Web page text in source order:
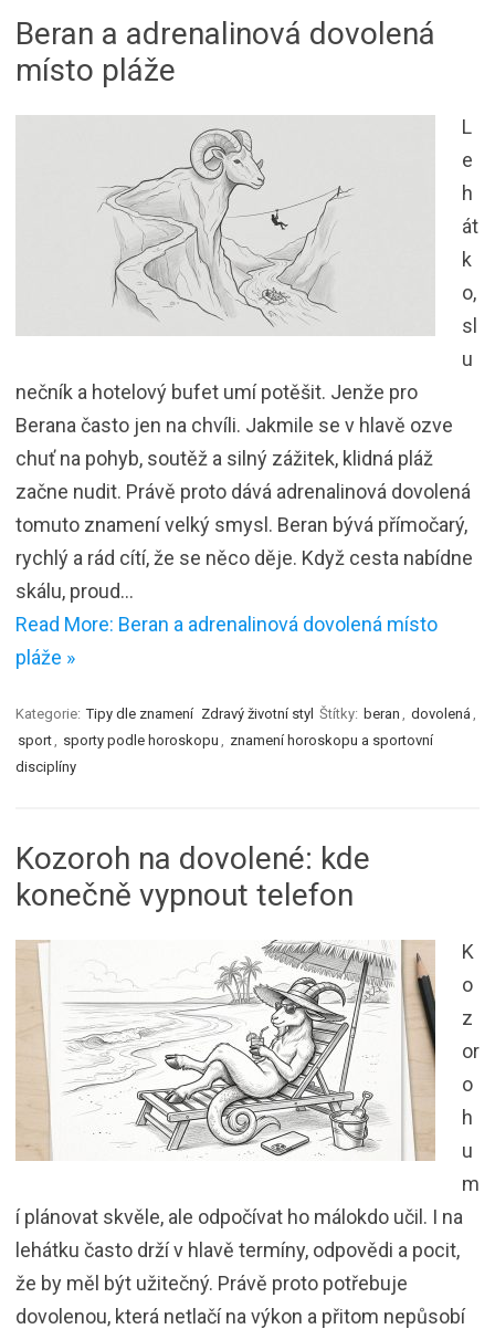
Beran a adrenalinová dovolená
místo pláže
L
e
h
át
k
o,
sl
u
nečník a hotelový bufet umí potěšit. Jenže pro
Berana často jen na chvíli. Jakmile se v hlavě ozve
chuť na pohyb, soutěž a silný zážitek, klidná pláž
začne nudit. Právě proto dává adrenalinová dovolená
tomuto znamení velký smysl. Beran bývá přímočarý,
rychlý a rád cítí, že se něco děje. Když cesta nabídne
skálu, proud…
Read More: Beran a adrenalinová dovolená místo
pláže »
Kategorie: Tipy dle znamení Zdravý životní styl Štítky: beran dovolená
sport
sporty podle horoskopu
znamení horoskopu a sportovní
disciplíny
Kozoroh na dovolené: kde
konečně vypnout telefon
K
o
z
or
o
h
u
m
í plánovat skvěle, ale odpočívat ho málokdo učil. I na
lehátku často drží v hlavě termíny, odpovědi a pocit,
že by měl být užitečný. Právě proto potřebuje
dovolenou, která netlačí na výkon a přitom nepůsobí